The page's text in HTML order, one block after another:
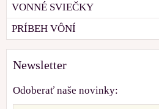
VONNÉ SVIEČKY
PRÍBEH VÔNÍ
Newsletter
Odoberať naše novinky: